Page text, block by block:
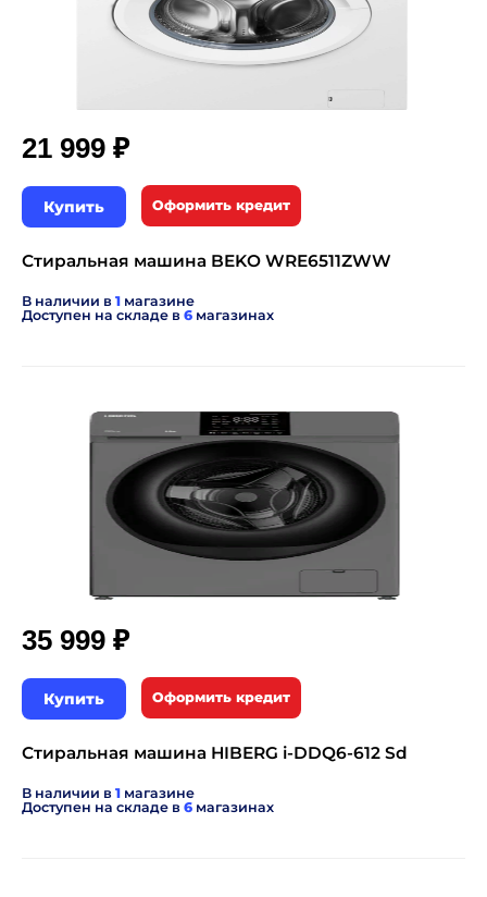
21 999 ₽
Купить Оформить кредит
Стиральная машина BEKO WRE6511ZWW
В наличии в 1 магазине
Доступен на складе в 6 магазинах
35 999 ₽
Купить Оформить кредит
Стиральная машина HIBERG i-DDQ6-612 Sd
В наличии в 1 магазине
Доступен на складе в 6 магазинах